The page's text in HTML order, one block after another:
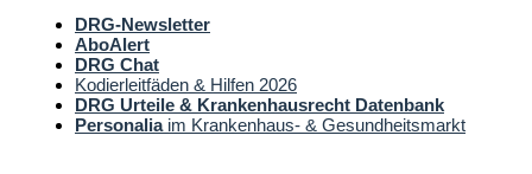
DRG-Newsletter
AboAlert
DRG Chat
Kodierleitfäden & Hilfen 2026
DRG Urteile & Krankenhausrecht Datenbank
Personaliaim Krankenhaus- & Gesundheitsmarkt